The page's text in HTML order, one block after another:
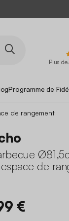
Plus
Programme de
de rangement
de
€